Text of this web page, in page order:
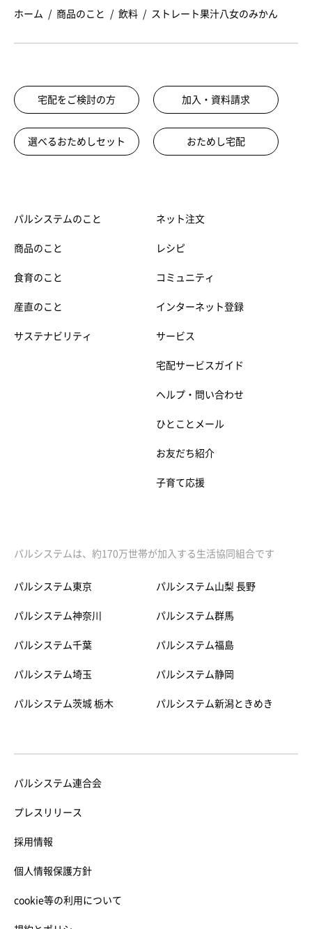
ホーム 商品のこと 飲料 ストレート果汁八女のみかん
宅配をご検討の方 加入・資料請求
選べるおためしセット おためし宅配
パルシステムのこと
商品のこと
食育のこと
産直のこと
サステナビリティ
ネット注文
レシピ
コミュニティ
インターネット登録
サービス
宅配サービスガイド
ヘルプ・問い合わせ
ひとことメール
お友だち紹介
子育て応援
パルシステムは、約170万世帯が加入する生活協同組合です
パルシステム東京
パルシステム神奈川
パルシステム千葉
パルシステム埼玉
パルシステム茨城 栃木
パルシステム山梨 長野
パルシステム群馬
パルシステム福島
パルシステム静岡
パルシステム新潟ときめき
パルシステム連合会
プレスリリース
採用情報
個人情報保護方針
cookie等の利用について